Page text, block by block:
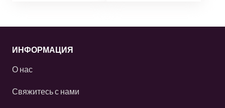
ИНФОРМАЦИЯ
О нас
Свяжитесь с нами